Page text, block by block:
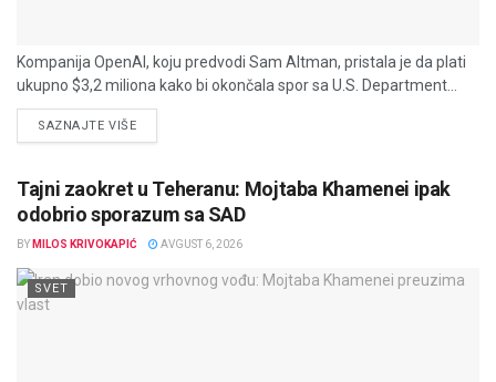
Kompanija OpenAI, koju predvodi Sam Altman, pristala je da plati
ukupno $3,2 miliona kako bi okončala spor sa U.S. Department...
SAZNAJTE VIŠEDETAILS
Tajni zaokret u Teheranu: Mojtaba Khamenei ipak
odobrio sporazum sa SAD
BY MILOS KRIVOKAPIĆ AVGUST 6, 2026
SVET